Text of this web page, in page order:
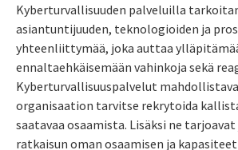
Kyberturvallisuuden palveluilla
asiantuntijuuden, teknologioiden ja
yhteenliittymää, joka auttaa
ennaltaehkäisemään vahinkoja sekä
Kyberturvallisuuspalvelut
organisaation tarvitse rekrytoida
saatavaa osaamista. Lisäksi ne
ratkaisun oman osaamisen ja